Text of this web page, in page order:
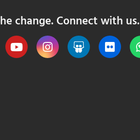
change. Connect with us.